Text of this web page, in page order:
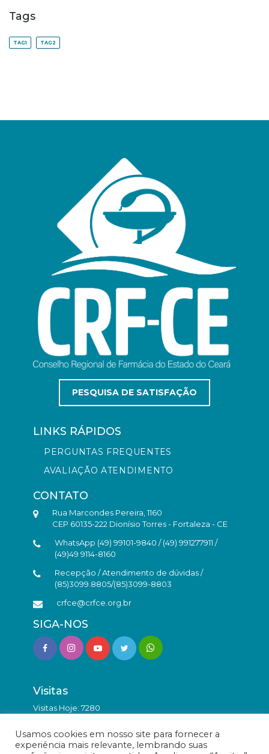
Tags
TAG1 TAG2
PESQUISA DE SATISFAÇÃO
LINKS RÁPIDOS
PERGUNTAS FREQUENTES
AVALIAÇÃO ATENDIMENTO
CONTATO
Rua Marcondes Pereira, 1160
CEP 60135-222 Dionísio Torres - Fortaleza - CE
WhatsApp (49) 99101-9840 / (49) 991277911 /
(49)49 9114-8160
Recepção / Atendimento de dúvidas /
(85)3099.8805/(85)3099-8803
crfce@crfce.org.br
SIGA-NOS
Visitas
Visitas Hoje: 7280
Usamos cookies em nosso site para fornecer a
experiência mais relevante, lembrando suas